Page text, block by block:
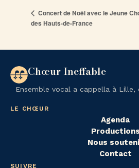
Concert de Noël avec le Jeune
des Hauts-de-France
Chœur Ineffable
Ensemble vocal a cappella à Lille,
LE CHŒUR
Agenda
Productions
Nous
Contact
SUIVRE